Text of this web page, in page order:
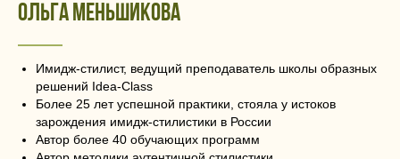
ольга меньшикова
Имидж-стилист, ведущий преподаватель школы образных
решений Idea-Class
Более 25 лет успешной практики, стояла у истоков
зарождения имидж-стилистики в России
Автор более 40 обучающих программ